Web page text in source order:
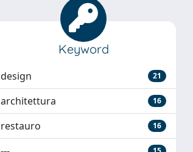
Keyword
design 21
architettura 16
restauro 16